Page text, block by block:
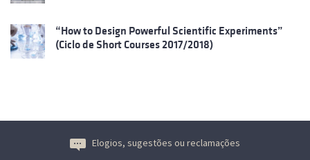
“How to Design Powerful Scientific Experiments”
(Ciclo de Short Courses 2017/2018)
Elogios, sugestões ou reclamações